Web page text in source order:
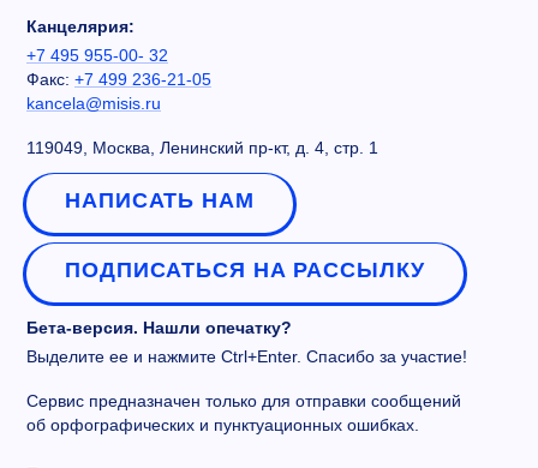
Канцелярия:
+7 495 955-00- 32
Факс: +7 499 236-21-05
kancela@misis.ru
119049, Москва, Ленинский пр-кт, д. 4, стр. 1
НАПИСАТЬ НАМ
ПОДПИСАТЬСЯ НА РАССЫЛКУ
Бета-версия. Нашли опечатку?
Выделите ее и нажмите Ctrl+Enter. Спасибо за участие!
Сервис предназначен только для отправки сообщений
об орфографических и пунктуационных ошибках.